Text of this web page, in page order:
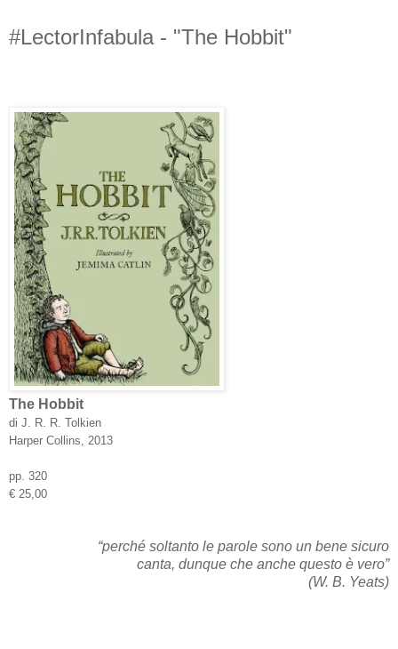
#LectorInfabula - "The Hobbit"
The Hobbit
di J. R. R. Tolkien
Harper Collins, 2013
pp. 320
€ 25,00
“perché soltanto le parole sono un bene sicuro
canta, dunque che anche questo è vero”
(W. B. Yeats)